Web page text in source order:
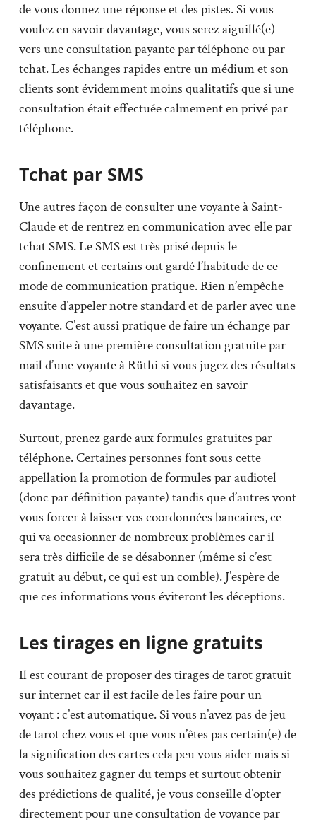
de vous donnez une réponse et des pistes. Si vous
voulez en savoir davantage, vous serez aiguillé(e)
vers une consultation payante par téléphone ou par
tchat. Les échanges rapides entre un médium et son
clients sont évidemment moins qualitatifs que si une
consultation était effectuée calmement en privé par
téléphone.
Tchat par SMS
Une autres façon de consulter une voyante à Saint-
Claude et de rentrez en communication avec elle par
tchat SMS. Le SMS est très prisé depuis le
confinement et certains ont gardé l’habitude de ce
mode de communication pratique. Rien n’empêche
ensuite d’appeler notre standard et de parler avec une
voyante. C’est aussi pratique de faire un échange par
SMS suite à une première consultation gratuite par
mail d’une voyante à Rüthi si vous jugez des résultats
satisfaisants et que vous souhaitez en savoir
davantage.
Surtout, prenez garde aux formules gratuites par
téléphone. Certaines personnes font sous cette
appellation la promotion de formules par audiotel
(donc par définition payante) tandis que d’autres vont
vous forcer à laisser vos coordonnées bancaires, ce
qui va occasionner de nombreux problèmes car il
sera très difficile de se désabonner (même si c’est
gratuit au début, ce qui est un comble). J’espère de
que ces informations vous éviteront les déceptions.
Les tirages en ligne gratuits
Il est courant de proposer des tirages de tarot gratuit
sur internet car il est facile de les faire pour un
voyant : c’est automatique. Si vous n’avez pas de jeu
de tarot chez vous et que vous n’êtes pas certain(e) de
la signification des cartes cela peu vous aider mais si
vous souhaitez gagner du temps et surtout obtenir
des prédictions de qualité, je vous conseille d’opter
directement pour une consultation de voyance par